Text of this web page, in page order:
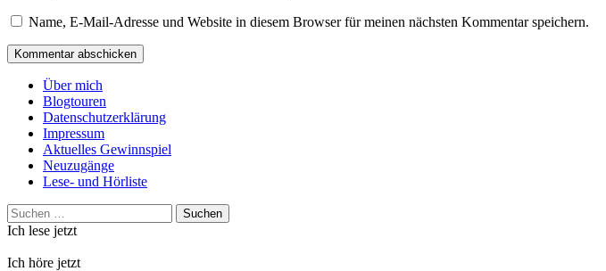
Name, E-Mail-Adresse und Website in diesem Browser für meinen nächsten Kommentar speichern.
Über mich
Blogtouren
Datenschutzerklärung
Impressum
Aktuelles Gewinnspiel
Neuzugänge
Lese- und Hörliste
Suchen
nach:
Ich lese jetzt
Ich höre jetzt